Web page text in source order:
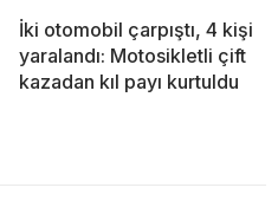
İki otomobil çarpıştı, 4 kişi
yaralandı: Motosikletli çift
kazadan kıl payı kurtuldu